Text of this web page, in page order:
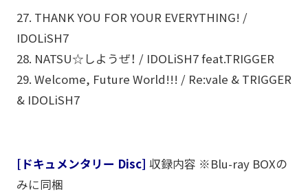
27. THANK YOU FOR YOUR EVERYTHING! /
IDOLiSH7
28. NATSU☆しようぜ！ / IDOLiSH7 feat.TRIGGER
29. Welcome, Future World!!! / Re:vale & TRIGGER
& IDOLiSH7
[ドキュメンタリー Disc] 収録内容 ※Blu-ray BOXの
みに同梱